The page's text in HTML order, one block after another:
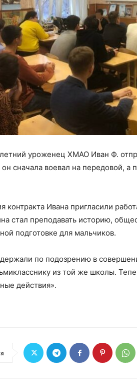
уроженец ХМАО Иван Ф.
он сначала воевал на передовой, а
контракта Ивана пригласили
стал преподавать историю,
подготовке для мальчиков.
по подозрению в
из той же школы.
действия».